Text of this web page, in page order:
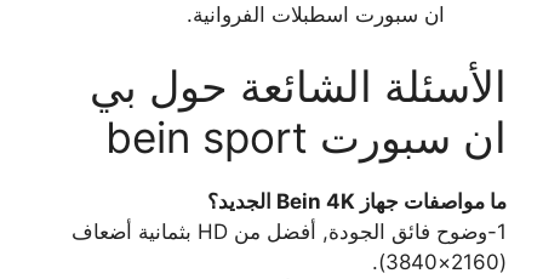
ان سبورت اسطبلات الفروانية.
الأسئلة الشائعة حول بي
ان سبورت bein sport
ما مواصفات جهاز Bein 4K الجديد؟
1-وضوح فائق الجودة, أفضل من HD بثمانية أضعاف
(2160×3840).